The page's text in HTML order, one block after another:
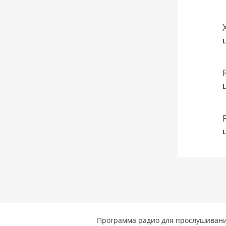
Программа радио для